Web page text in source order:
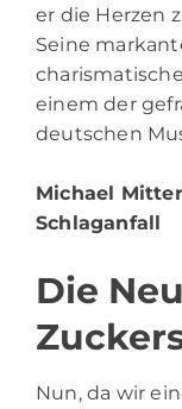
er die Herzen
Seine
einem der
deutschen
Michael
Schlaganfall
Die
Nun, da wir